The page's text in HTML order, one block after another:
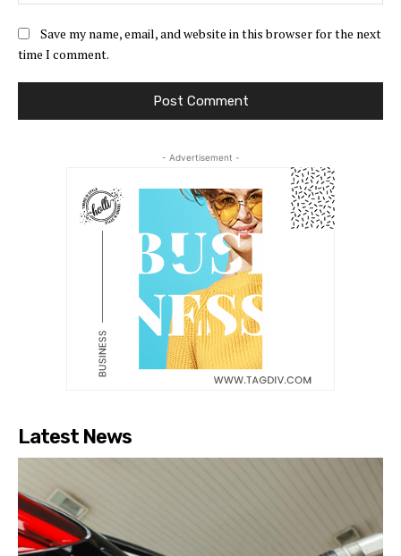
Save my name, email, and website in this browser for the next
time I comment.
- Advertisement -
Latest News